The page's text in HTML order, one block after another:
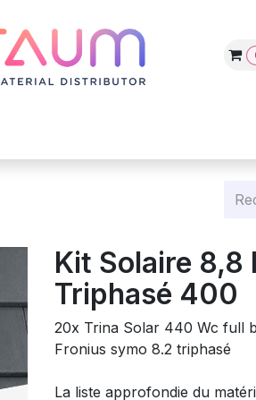
Kit Solaire 8,8
Triphasé 400
20x Trina Solar 440 Wc full
Fronius symo 8.2 triphasé
La liste approfondie du